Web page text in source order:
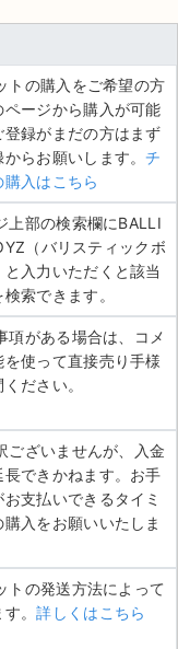
トの購入をご希望の方
ページから購入が可能
登録がまだの方はまず
からお願いします。チ
購入はこちら
上部の検索欄にBALLI
（バリスティックボ
と入力いただくと該当
索できます。
項がある場合は、コメ
を使って直接売り手様
ださい。
ございませんが、入金
長できかねます。お手
支払いできるタイミ
購入をお願いいたしま
トの発送方法によって
す。詳しくはこちら